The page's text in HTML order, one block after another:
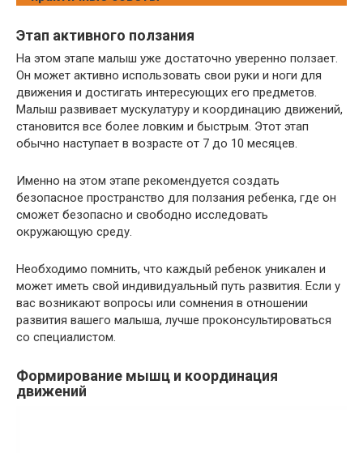
Этап активного ползания
На этом этапе малыш уже достаточно уверенно ползает.
Он может активно использовать свои руки и ноги для
движения и достигать интересующих его предметов.
Малыш развивает мускулатуру и координацию движений,
становится все более ловким и быстрым. Этот этап
обычно наступает в возрасте от 7 до 10 месяцев.
Именно на этом этапе рекомендуется создать
безопасное пространство для ползания ребенка, где он
сможет безопасно и свободно исследовать
окружающую среду.
Необходимо помнить, что каждый ребенок уникален и
может иметь свой индивидуальный путь развития. Если у
вас возникают вопросы или сомнения в отношении
развития вашего малыша, лучше проконсультироваться
со специалистом.
Формирование мышц и координация
движений